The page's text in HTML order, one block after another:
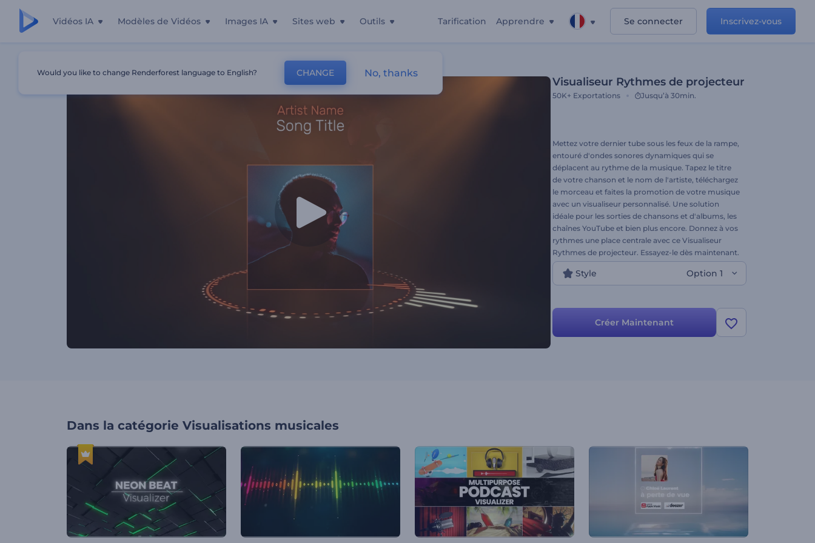
Vidéos IA Modèles de Vidéos Images IA Sites web Outils Tarification Apprendre Se connecter Inscrivez-vous
Visualiseur Rythmes de projecteur
50K+ Exportations Jusqu’à 30min.
Mettez votre dernier tube sous les feux de la rampe,
entouré d'ondes sonores dynamiques qui se
déplacent au rythme de la musique. Tapez le titre
de votre chanson et le nom de l'artiste, téléchargez
le morceau et faites la promotion de votre musique
avec un visualiseur personnalisé. Une solution
idéale pour les sorties de chansons et d'albums, les
chaînes YouTube et bien plus encore. Donnez à vos
rythmes une place centrale avec ce Visualiseur
Rythmes de projecteur. Essayez-le dès maintenant.
Style Option 1
Créer Maintenant
Dans la catégorie Visualisations musicales
Would you like to change Renderforest language to English? CHANGE No, thanks